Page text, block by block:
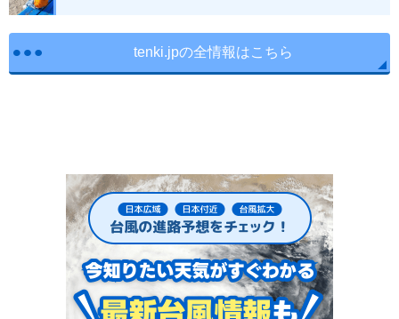
tenki.jpの全情報はこちら